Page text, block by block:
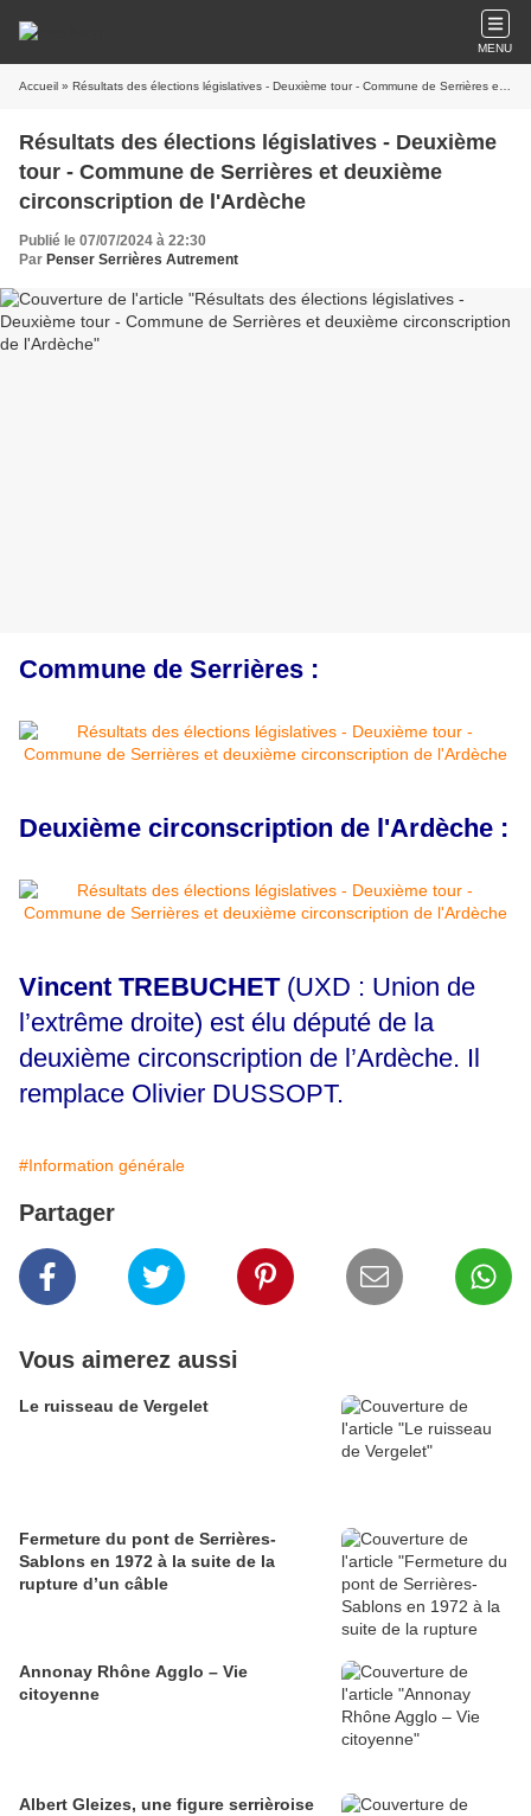
MENU
Accueil » Résultats des élections législatives - Deuxième tour - Commune de Serrières et deuxième circonscription de l'Ardèche
Résultats des élections législatives - Deuxième
tour - Commune de Serrières et deuxième
circonscription de l'Ardèche
Publié le 07/07/2024 à 22:30
Par Penser Serrières Autrement
Commune de Serrières :
Deuxième circonscription de l'Ardèche :
Vincent TREBUCHET(UXD : Union de
l’extrême droite) est élu député de la
deuxième circonscription de l’Ardèche. Il
remplace Olivier DUSSOPT.
#Information générale
Partager
Vous aimerez aussi
Le ruisseau de Vergelet
Fermeture du pont de Serrières-
Sablons en 1972 à la suite de la
rupture d’un câble
Annonay Rhône Agglo – Vie
citoyenne
Albert Gleizes, une figure serrièroise